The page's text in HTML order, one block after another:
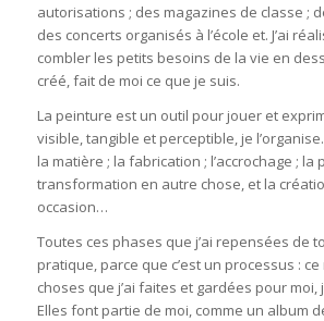
autorisations ; des magazines de classe ;
des concerts organisés à l’école et. J’ai
combler les petits besoins de la vie en
créé, fait de moi ce que je suis.
La peinture est un outil pour jouer et
visible, tangible et perceptible, je
la matière ; la fabrication ; l’accrochage ; la
transformation en autre chose, et la
occasion…
Toutes ces phases que j’ai repensées de
pratique, parce que c’est un processus :
choses que j’ai faites et gardées pour moi,
Elles font partie de moi, comme un album